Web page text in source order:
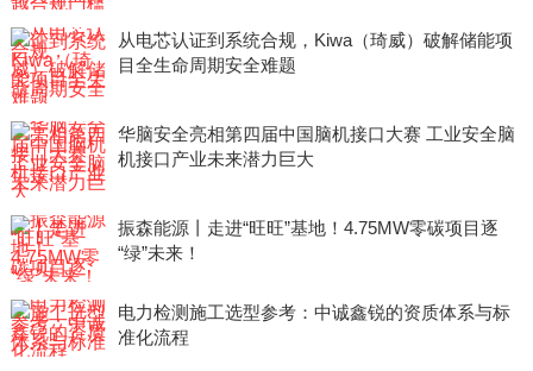
从电芯认证到系统合规，Kiwa（琦威）破解储能项
目全生命周期安全难题
华脑安全亮相第四届中国脑机接口大赛 工业安全脑
机接口产业未来潜力巨大
振森能源丨走进“旺旺”基地！4.75MW零碳项目逐
“绿”未来！
电力检测施工选型参考：中诚鑫锐的资质体系与标
准化流程